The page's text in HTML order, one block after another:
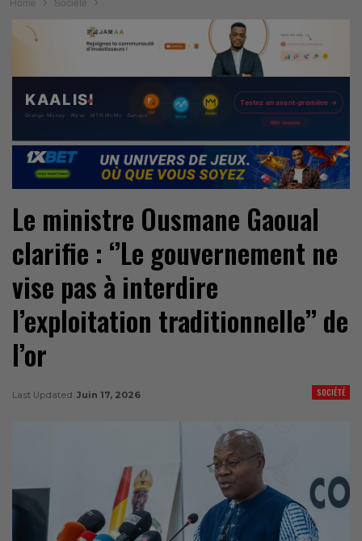
Le ministre Ousmane Gaoual
clarifie : ‘’Le gouvernement ne
vise pas à interdire
l’exploitation traditionnelle’’ de
l’or
SOCIÉTÉ
Last Updated Juin 17, 2026